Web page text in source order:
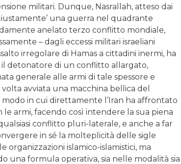
militari. Dunque, Nasrallah, atteso dai
una guerra nel quadrante
anelato terzo conflitto mondiale,
– dagli eccessi militari israeliani
irregolare di Hamas a cittadini inermi, ha
detonatore di un conflitto allargato,
generale alle armi di tale spessore e
avviata una macchina bellica del
in cui direttamente l’Iran ha affrontato
le armi, facendo così intendere la sua piena
conflitto pluri-laterale, e anche a far
in sé la molteplicità delle sigle
organizzazioni islamico-islamistici, ma
una formula operativa, sia nelle modalità sia